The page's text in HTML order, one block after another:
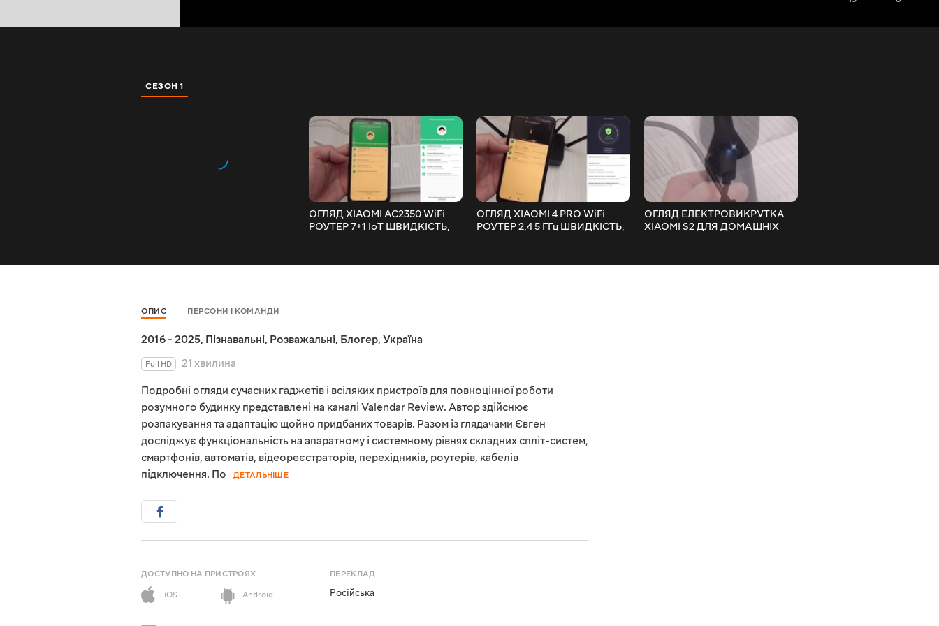
СЕЗОН 1
ОГЛЯД XIAOMI AC2350 WiFi
РОУТЕР 7+1 IoT ШВИДКІСТЬ,
ОГЛЯД XIAOMI 4 PRO WiFi
РОУТЕР 2,4 5 ГГц ШВИДКІСТЬ,
ОГЛЯД ЕЛЕКТРОВИКРУТКА
XIAOMI S2 ДЛЯ ДОМАШНІХ
і MiHOME
ОПИС ПЕРСОНИ І КОМАНДИ
2016 - 2025, Пізнавальні, Розважальні, Блогер, Україна
Full HD
21 хвилина
Подробні огляди сучасних гаджетів і всіляких пристроїв для повноцінної роботи
розумного будинку представлені на каналі Valendar Review. Автор здійснює
розпакування та адаптацію щойно придбаних товарів. Разом із глядачами Євген
досліджує функціональність на апаратному і системному рівнях складних спліт-систем,
смартфонів, автоматів, відеореєстраторів, перехідників, роутерів, кабелів
підключення. По
ДЕТАЛЬНІШЕ
ДОСТУПНО НА ПРИСТРОЯХ
iOS
Android
ПЕРЕКЛАД
Російська